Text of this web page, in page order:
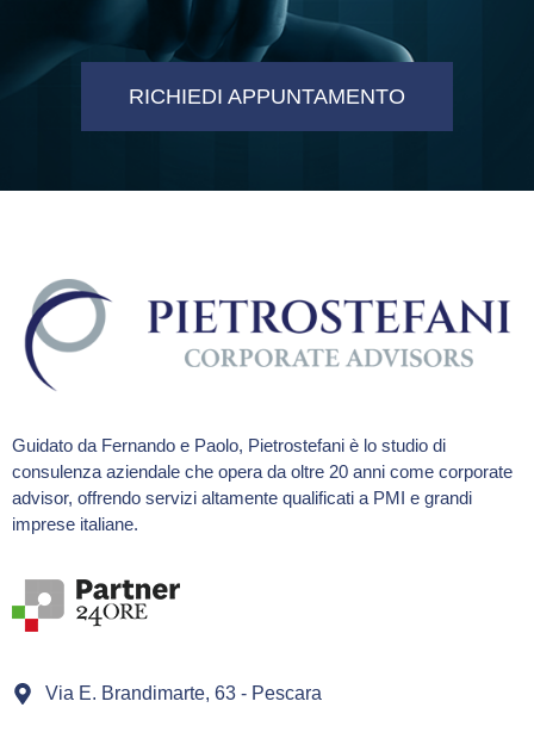
RICHIEDI APPUNTAMENTO
Guidato da Fernando e Paolo, Pietrostefani è lo studio di
consulenza aziendale che opera da oltre 20 anni come corporate
advisor, offrendo servizi altamente qualificati a PMI e grandi
imprese italiane.
Via E. Brandimarte, 63 - Pescara